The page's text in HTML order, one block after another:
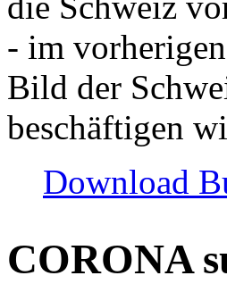
- im
Bild der
beschäftigen
Download
CORONA